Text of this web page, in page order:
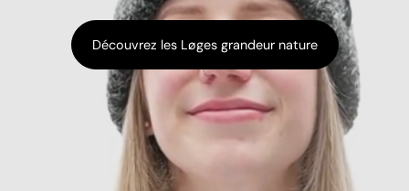
Découvrez les Løges grandeur nature